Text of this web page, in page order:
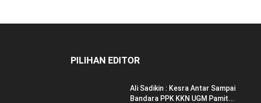
PILIHAN EDITOR
Ali Sadikin : Kesra Antar Sampai
Bandara PPK KKN UGM Pamit...